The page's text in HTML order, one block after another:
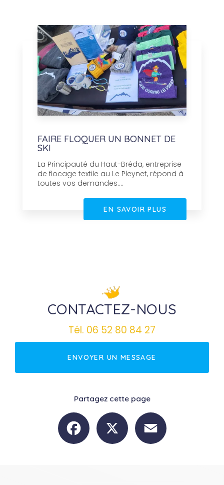
FAIRE FLOQUER UN BONNET DE
SKI
La Principauté du Haut-Bréda, entreprise
de flocage textile au Le Pleynet, répond à
toutes vos demandes....
EN SAVOIR PLUS
CONTACTEZ-NOUS
Tél. 06 52 80 84 27
ENVOYER UN MESSAGE
Partagez cette page
Facebook